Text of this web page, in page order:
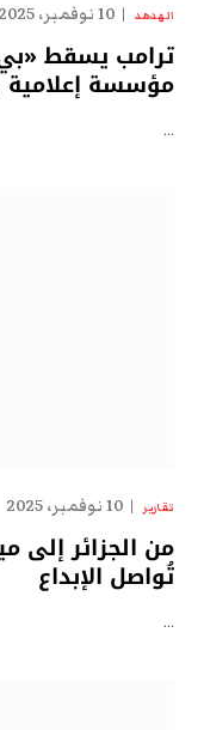
الهدهد 10 نوفمبر، 2025
ترامب يسقط
مؤسسة إعلامية
…
تقارير 10 نوفمبر، 2025
من الجزائر إلى
تُواصل الإبداع
…